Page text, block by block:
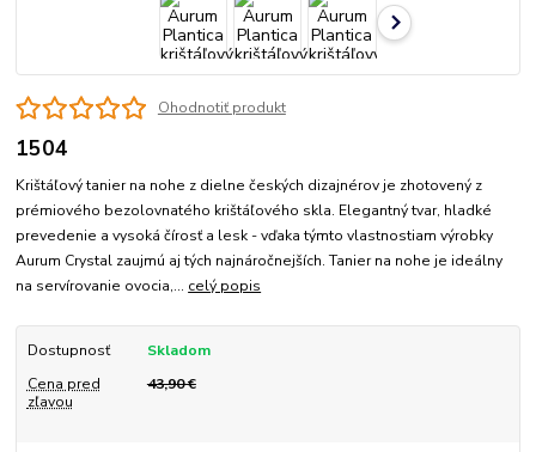
Ohodnotiť produkt
1504
Krištáľový tanier na nohe z dielne českých dizajnérov je zhotovený z
prémiového bezolovnatého krištáľového skla. Elegantný tvar, hladké
prevedenie a vysoká čírosť a lesk - vďaka týmto vlastnostiam výrobky
Aurum Crystal zaujmú aj tých najnáročnejších. Tanier na nohe je ideálny
na servírovanie ovocia,... celý popis
Dostupnosť
Skladom
Cena pred
zľavou
43,90 €